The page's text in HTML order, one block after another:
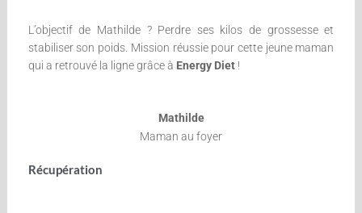
L’objectif de Mathilde ? Perdre ses kilos de grossesse et
stabiliser son poids. Mission réussie pour cette jeune maman
qui a retrouvé la ligne grâce à Energy Diet!
Mathilde
Maman au foyer
Récupération